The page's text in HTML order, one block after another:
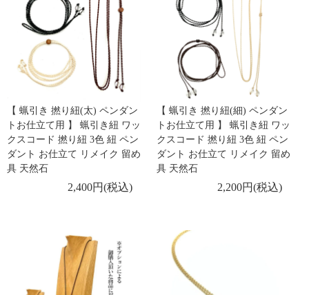
【 蝋引き 撚り紐(太) ペンダン
トお仕立て用 】 蝋引き紐 ワッ
クスコード 撚り紐 3色 紐 ペン
ダント お仕立て リメイク 留め
具 天然石
2,400円(税込)
【 蝋引き 撚り紐(細) ペンダン
トお仕立て用 】 蝋引き紐 ワッ
クスコード 撚り紐 3色 紐 ペン
ダント お仕立て リメイク 留め
具 天然石
2,200円(税込)